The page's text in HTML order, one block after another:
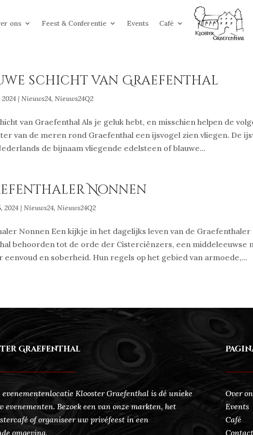
ons Feest & Conferentie Events Café
schicht van Graefenthal
2024 |Nieuws24,Nieuws24Q2
van Graefenthal Als je geluk hebt, en misschien helpen de
van de meren rond Graefenthal een ijsvogel zien vliegen. De
de bijnaam vliegende edelsteen of blauwe...
Nonnen
2024 |Nieuws24,Nieuws24Q2
Nonnen Een kijkje in het dagelijks leven van de
behoorden tot de orde der Cisterciënzers, een middeleeuwse
eenvoud en soberheid. Hun regels op het gebied van armoede,...
Graefenthal
evenementenlocatie Klooster Graefenthal is dé unieke
evenementen. Bezoek een van onze markten, het
of organiseer uw privéfeest in een
omgeving.
Over
Events
Café
Contact